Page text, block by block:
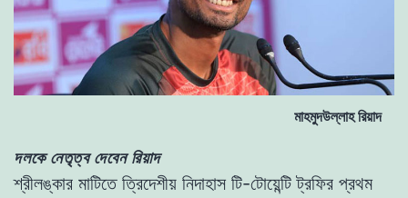
মাহমুদউল্লাহ রিয়াদ
দলকে নেতৃত্ব দেবেন রিয়াদ
শ্রীলঙ্কার মাটিতে ত্রিদেশীয় নিদাহাস টি-টোয়েন্টি ট্রফির প্রথম